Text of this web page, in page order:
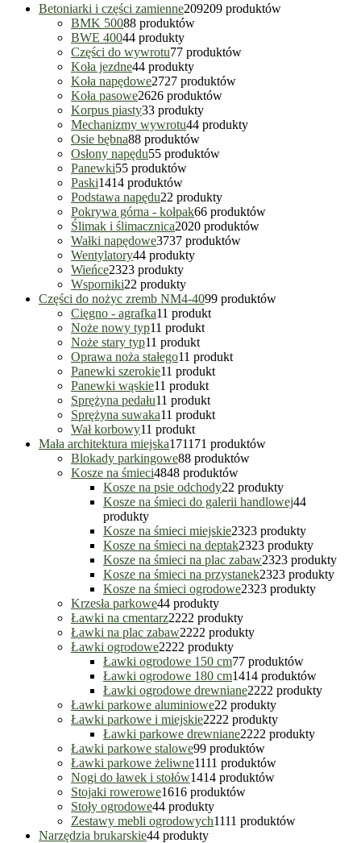
Betoniarki i części zamienne209209 produktów
BMK 50088 produktów
BWE 40044 produkty
Części do wywrotu77 produktów
Koła jezdne44 produkty
Koła napędowe2727 produktów
Koła pasowe2626 produktów
Korpus piasty33 produkty
Mechanizmy wywrotu44 produkty
Osie bębna88 produktów
Osłony napędu55 produktów
Panewki55 produktów
Paski1414 produktów
Podstawa napędu22 produkty
Pokrywa górna - kołpak66 produktów
Ślimak i ślimacznica2020 produktów
Wałki napędowe3737 produktów
Wentylatory44 produkty
Wieńce2323 produkty
Wsporniki22 produkty
Części do nożyc zremb NM4-4099 produktów
Cięgno - agrafka11 produkt
Noże nowy typ11 produkt
Noże stary typ11 produkt
Oprawa noża stałego11 produkt
Panewki szerokie11 produkt
Panewki wąskie11 produkt
Sprężyna pedału11 produkt
Sprężyna suwaka11 produkt
Wał korbowy11 produkt
Mała architektura miejska171171 produktów
Blokady parkingowe88 produktów
Kosze na śmieci4848 produktów
Kosze na psie odchody22 produkty
Kosze na śmieci do galerii handlowej44
produkty
Kosze na śmieci miejskie2323 produkty
Kosze na śmieci na deptak2323 produkty
Kosze na śmieci na plac zabaw2323 produkty
Kosze na śmieci na przystanek2323 produkty
Kosze na śmieci ogrodowe2323 produkty
Krzesła parkowe44 produkty
Ławki na cmentarz2222 produkty
Ławki na plac zabaw2222 produkty
Ławki ogrodowe2222 produkty
Ławki ogrodowe 150 cm77 produktów
Ławki ogrodowe 180 cm1414 produktów
Ławki ogrodowe drewniane2222 produkty
Ławki parkowe aluminiowe22 produkty
Ławki parkowe i miejskie2222 produkty
Ławki parkowe drewniane2222 produkty
Ławki parkowe stalowe99 produktów
Ławki parkowe żeliwne1111 produktów
Nogi do ławek i stołów1414 produktów
Stojaki rowerowe1616 produktów
Stoły ogrodowe44 produkty
Zestawy mebli ogrodowych1111 produktów
Narzędzia brukarskie44 produkty